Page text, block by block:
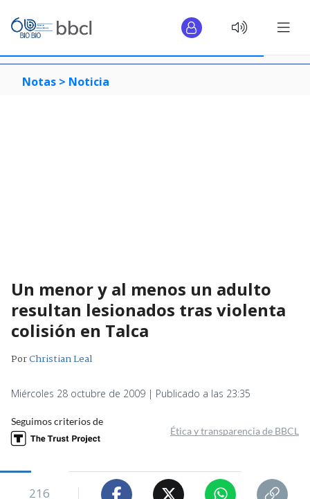
Notas > Noticia
Un menor y al menos un adulto
resultan lesionados tras violenta
colisión en Talca
PorChristian Leal
Miércoles 28 octubre de 2009 | Publicado a las 23:35
Seguimos criterios de
Ética y transparencia de BBCL
216